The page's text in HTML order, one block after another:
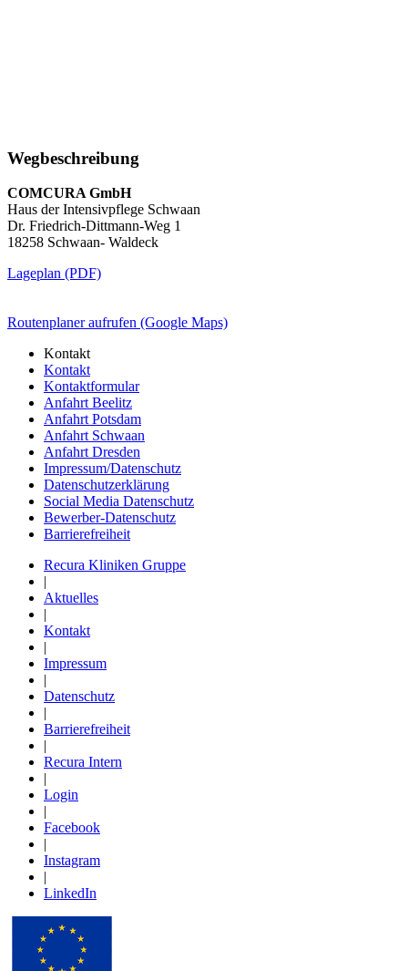
Wegbeschreibung
COMCURA GmbH
Haus der Intensivpflege Schwaan
Dr. Friedrich-Dittmann-Weg 1
18258 Schwaan- Waldeck
Lageplan (PDF)
Routenplaner aufrufen (Google Maps)
Kontakt
Kontakt
Kontaktformular
Anfahrt Beelitz
Anfahrt Potsdam
Anfahrt Schwaan
Anfahrt Dresden
Impressum/Datenschutz
Datenschutzerklärung
Social Media Datenschutz
Bewerber-Datenschutz
Barrierefreiheit
Recura Kliniken Gruppe
|
Aktuelles
|
Kontakt
|
Impressum
|
Datenschutz
|
Barrierefreiheit
|
Recura Intern
|
Login
|
Facebook
|
Instagram
|
LinkedIn